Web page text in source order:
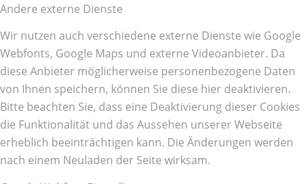
Andere externe Dienste
Wir nutzen auch verschiedene externe Dienste wie Google
Webfonts, Google Maps und externe Videoanbieter. Da
diese Anbieter möglicherweise personenbezogene Daten
von Ihnen speichern, können Sie diese hier deaktivieren.
Bitte beachten Sie, dass eine Deaktivierung dieser Cookies
die Funktionalität und das Aussehen unserer Webseite
erheblich beeinträchtigen kann. Die Änderungen werden
nach einem Neuladen der Seite wirksam.